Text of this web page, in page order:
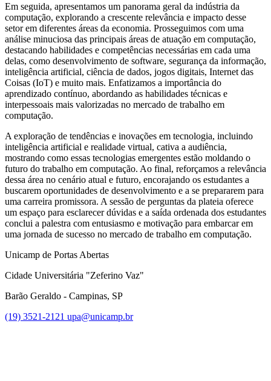
Em seguida, apresentamos um panorama geral da indústria da
computação, explorando a crescente relevância e impacto desse
setor em diferentes áreas da economia. Prosseguimos com uma
análise minuciosa das principais áreas de atuação em computação,
destacando habilidades e competências necessárias em cada uma
delas, como desenvolvimento de software, segurança da informação,
inteligência artificial, ciência de dados, jogos digitais, Internet das
Coisas (IoT) e muito mais. Enfatizamos a importância do
aprendizado contínuo, abordando as habilidades técnicas e
interpessoais mais valorizadas no mercado de trabalho em
computação.
A exploração de tendências e inovações em tecnologia, incluindo
inteligência artificial e realidade virtual, cativa a audiência,
mostrando como essas tecnologias emergentes estão moldando o
futuro do trabalho em computação. Ao final, reforçamos a relevância
dessa área no cenário atual e futuro, encorajando os estudantes a
buscarem oportunidades de desenvolvimento e a se prepararem para
uma carreira promissora. A sessão de perguntas da plateia oferece
um espaço para esclarecer dúvidas e a saída ordenada dos estudantes
conclui a palestra com entusiasmo e motivação para embarcar em
uma jornada de sucesso no mercado de trabalho em computação.
Unicamp de Portas Abertas
Cidade Universitária "Zeferino Vaz"
Barão Geraldo - Campinas, SP
(19) 3521-2121 upa@unicamp.br